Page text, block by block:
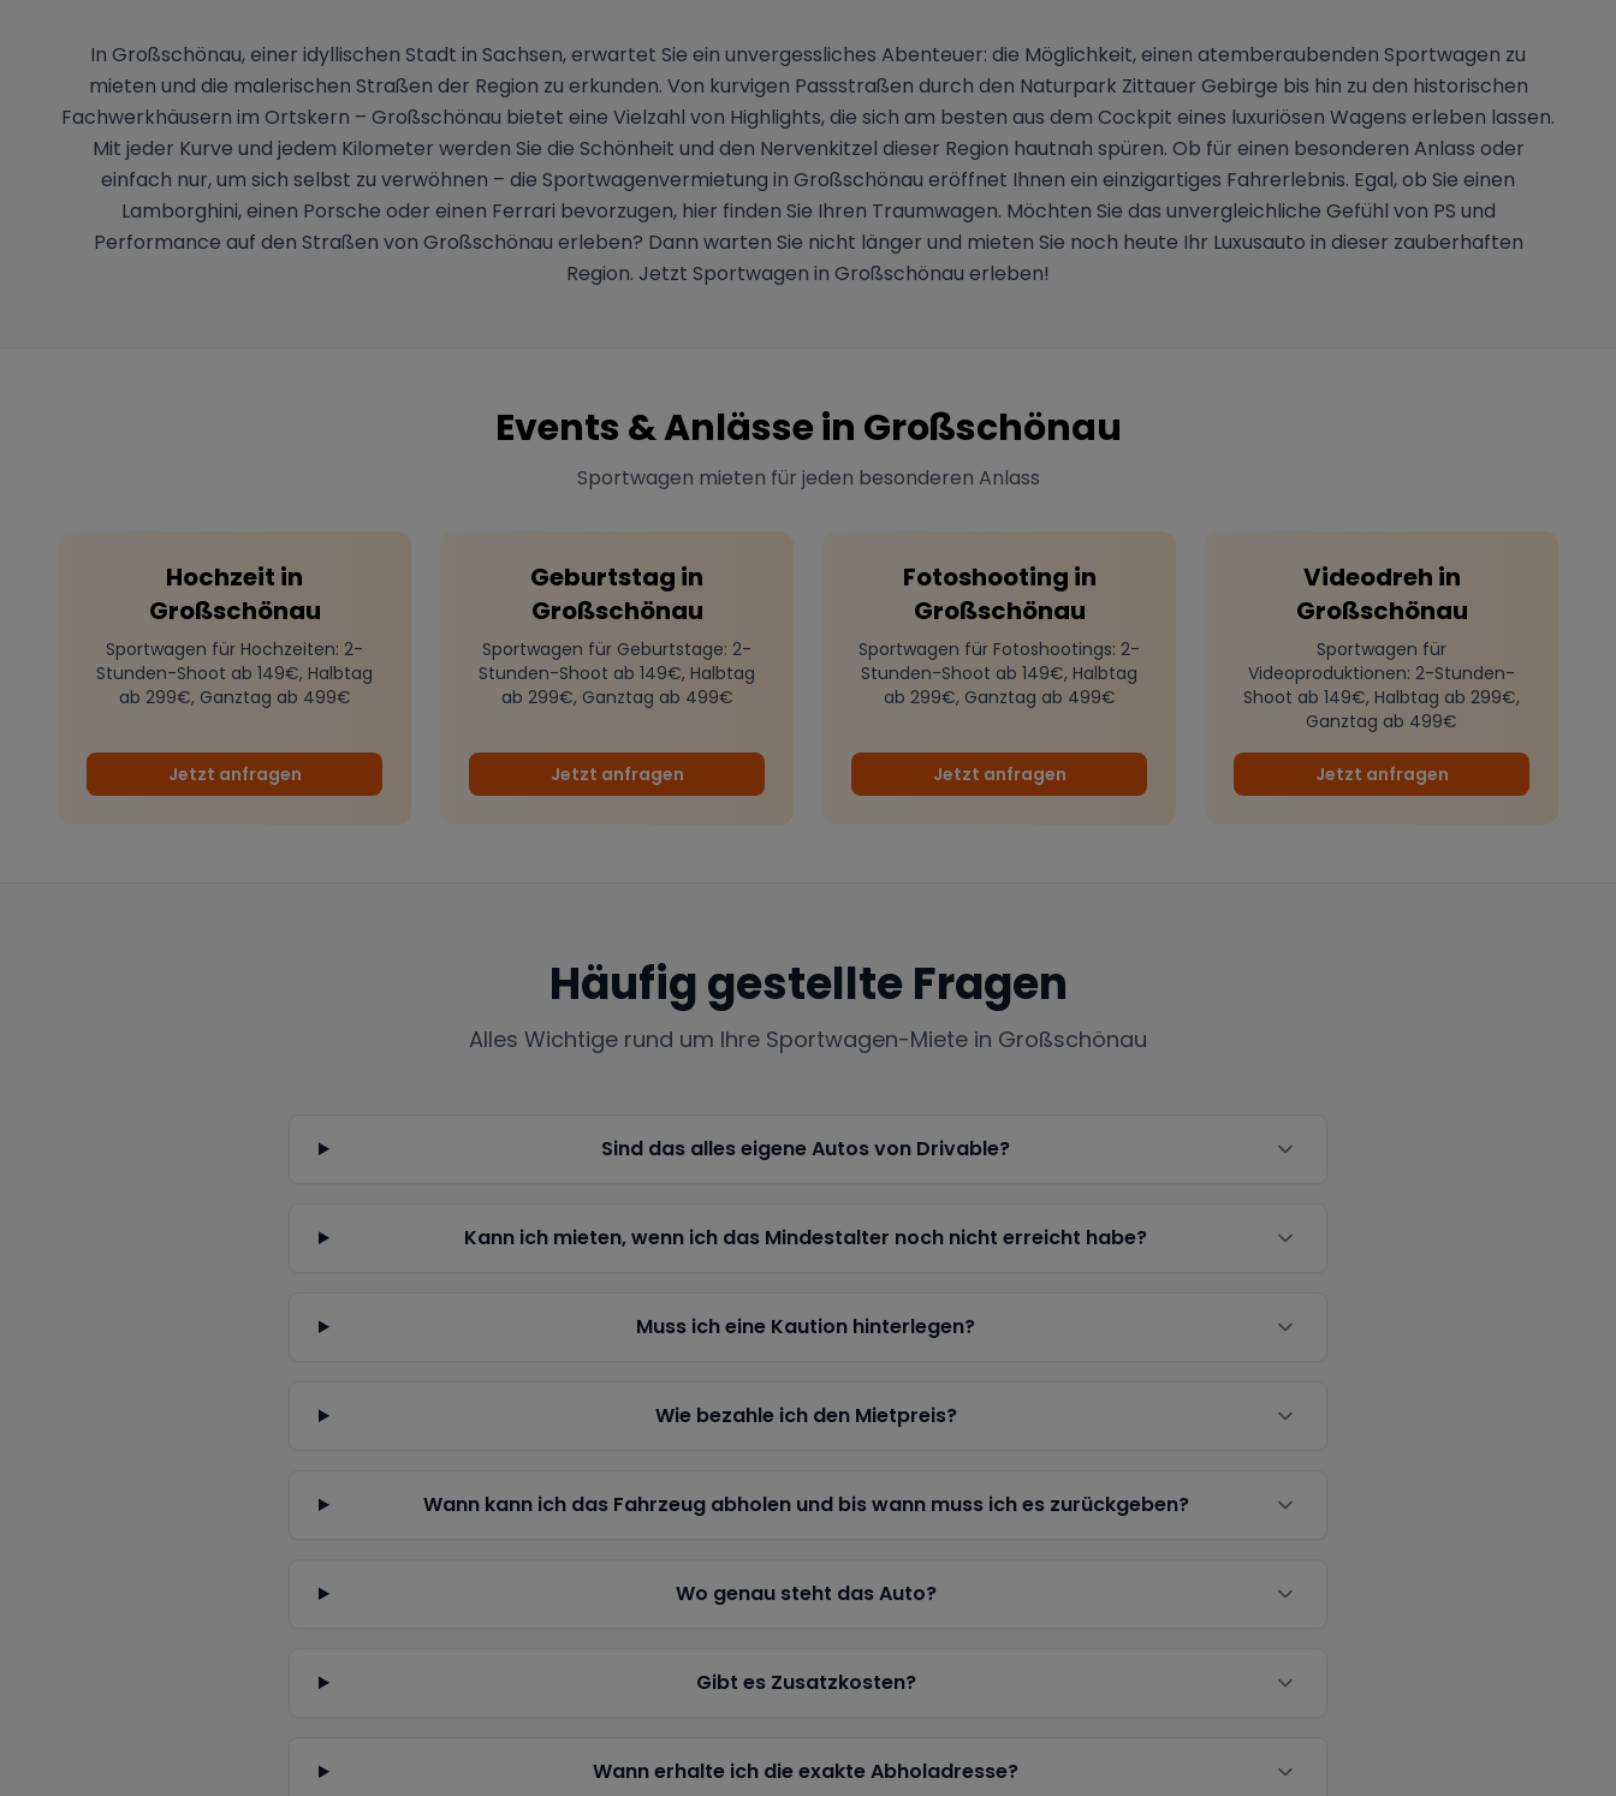
In Großschönau, einer idyllischen Stadt in Sachsen, erwartet Sie ein unvergessliches Abenteuer: die Möglichkeit, einen atemberaubenden Sportwagen zu
mieten und die malerischen Straßen der Region zu erkunden. Von kurvigen Passstraßen durch den Naturpark Zittauer Gebirge bis hin zu den historischen
Fachwerkhäusern im Ortskern – Großschönau bietet eine Vielzahl von Highlights, die sich am besten aus dem Cockpit eines luxuriösen Wagens erleben lassen.
Mit jeder Kurve und jedem Kilometer werden Sie die Schönheit und den Nervenkitzel dieser Region hautnah spüren. Ob für einen besonderen Anlass oder
einfach nur, um sich selbst zu verwöhnen – die Sportwagenvermietung in Großschönau eröffnet Ihnen ein einzigartiges Fahrerlebnis. Egal, ob Sie einen
Lamborghini, einen Porsche oder einen Ferrari bevorzugen, hier finden Sie Ihren Traumwagen. Möchten Sie das unvergleichliche Gefühl von PS und
Performance auf den Straßen von Großschönau erleben? Dann warten Sie nicht länger und mieten Sie noch heute Ihr Luxusauto in dieser zauberhaften
Region. Jetzt Sportwagen in Großschönau erleben!
Events & Anlässe in Großschönau
Sportwagen mieten für jeden besonderen Anlass
Hochzeit in
Großschönau
Sportwagen für Hochzeiten: 2-
Stunden-Shoot ab 149€, Halbtag
ab 299€, Ganztag ab 499€
Jetzt anfragen
Geburtstag in
Großschönau
Sportwagen für Geburtstage: 2-
Stunden-Shoot ab 149€, Halbtag
ab 299€, Ganztag ab 499€
Jetzt anfragen
Fotoshooting in
Großschönau
Sportwagen für Fotoshootings: 2-
Stunden-Shoot ab 149€, Halbtag
ab 299€, Ganztag ab 499€
Jetzt anfragen
Videodreh in
Großschönau
Sportwagen für
Videoproduktionen: 2-Stunden-
Shoot ab 149€, Halbtag ab 299€,
Ganztag ab 499€
Jetzt anfragen
Häufig gestellte Fragen
Alles Wichtige rund um Ihre Sportwagen-Miete in Großschönau
Sind das alles eigene Autos von Drivable?
Kann ich mieten, wenn ich das Mindestalter noch nicht erreicht habe?
Muss ich eine Kaution hinterlegen?
Wie bezahle ich den Mietpreis?
Wann kann ich das Fahrzeug abholen und bis wann muss ich es zurückgeben?
Wo genau steht das Auto?
Gibt es Zusatzkosten?
Wann erhalte ich die exakte Abholadresse?